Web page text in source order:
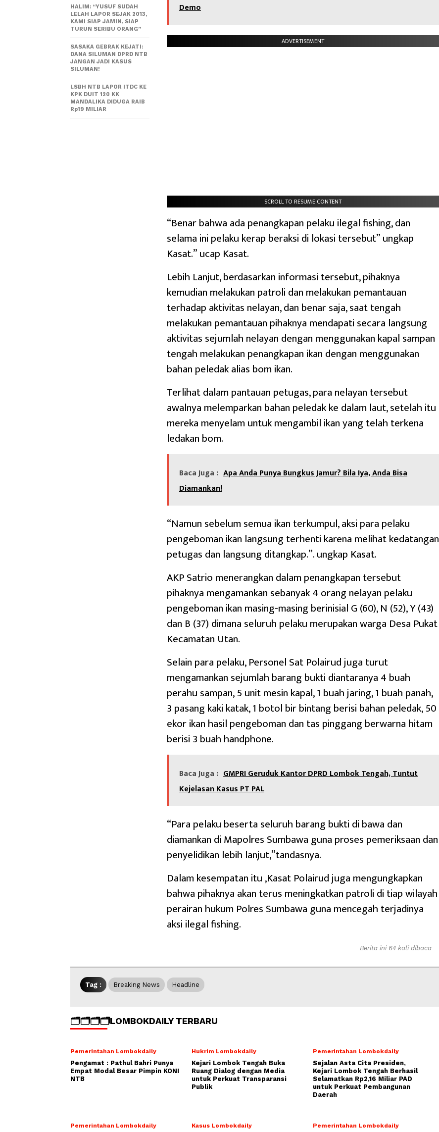
Demo
ADVERTISEMENT
SCROLL TO RESUME CONTENT
“Benar bahwa ada penangkapan pelaku ilegal fishing, dan
selama ini pelaku kerap beraksi di lokasi tersebut” ungkap
Kasat.” ucap Kasat.
Lebih Lanjut, berdasarkan informasi tersebut, pihaknya
kemudian melakukan patroli dan melakukan pemantauan
terhadap aktivitas nelayan, dan benar saja, saat tengah
melakukan pemantauan pihaknya mendapati secara langsung
aktivitas sejumlah nelayan dengan menggunakan kapal sampan
tengah melakukan penangkapan ikan dengan menggunakan
bahan peledak alias bom ikan.
Terlihat dalam pantauan petugas, para nelayan tersebut
awalnya melemparkan bahan peledak ke dalam laut, setelah itu
mereka menyelam untuk mengambil ikan yang telah terkena
ledakan bom.
Baca Juga : Apa Anda Punya Bungkus Jamur? Bila Iya, Anda Bisa
Diamankan!
“Namun sebelum semua ikan terkumpul, aksi para pelaku
pengeboman ikan langsung terhenti karena melihat kedatangan
petugas dan langsung ditangkap.”. ungkap Kasat.
AKP Satrio menerangkan dalam penangkapan tersebut
pihaknya mengamankan sebanyak 4 orang nelayan pelaku
pengeboman ikan masing-masing berinisial G (60), N (52), Y (43)
dan B (37) dimana seluruh pelaku merupakan warga Desa Pukat
Kecamatan Utan.
Selain para pelaku, Personel Sat Polairud juga turut
mengamankan sejumlah barang bukti diantaranya 4 buah
perahu sampan, 5 unit mesin kapal, 1 buah jaring, 1 buah panah,
3 pasang kaki katak, 1 botol bir bintang berisi bahan peledak, 50
ekor ikan hasil pengeboman dan tas pinggang berwarna hitam
berisi 3 buah handphone.
Baca Juga : GMPRI Geruduk Kantor DPRD Lombok Tengah, Tuntut
Kejelasan Kasus PT PAL
“Para pelaku beserta seluruh barang bukti di bawa dan
diamankan di Mapolres Sumbawa guna proses pemeriksaan dan
penyelidikan lebih lanjut,”tandasnya.
Dalam kesempatan itu ,Kasat Polairud juga mengungkapkan
bahwa pihaknya akan terus meningkatkan patroli di tiap wilayah
perairan hukum Polres Sumbawa guna mencegah terjadinya
aksi ilegal fishing.
HALIM: “YUSUF SUDAH
LELAH LAPOR SEJAK 2013,
KAMI SIAP JAMIN, SIAP
TURUN SERIBU ORANG”
SASAKA GEBRAK KEJATI:
DANA SILUMAN DPRD NTB
JANGAN JADI KASUS
SILUMAN!
LSBH NTB LAPOR ITDC KE
KPK DUIT 120 KK
MANDALIKA DIDUGA RAIB
Rp19 MILIAR
Berita ini 64 kali dibaca
Tag : Breaking News Headline
🗂️🗂️🗂️🗂️LOMBOKDAILY TERBARU
Pemerintahan Lombokdaily
Pengamat : Pathul Bahri Punya
Empat Modal Besar Pimpin KONI
NTB
Hukrim Lombokdaily
Kejari Lombok Tengah Buka
Ruang Dialog dengan Media
untuk Perkuat Transparansi
Publik
Pemerintahan Lombokdaily
Sejalan Asta Cita Presiden,
Kejari Lombok Tengah Berhasil
Selamatkan Rp2,16 Miliar PAD
untuk Perkuat Pembangunan
Daerah
Pemerintahan Lombokdaily Kasus Lombokdaily Pemerintahan Lombokdaily